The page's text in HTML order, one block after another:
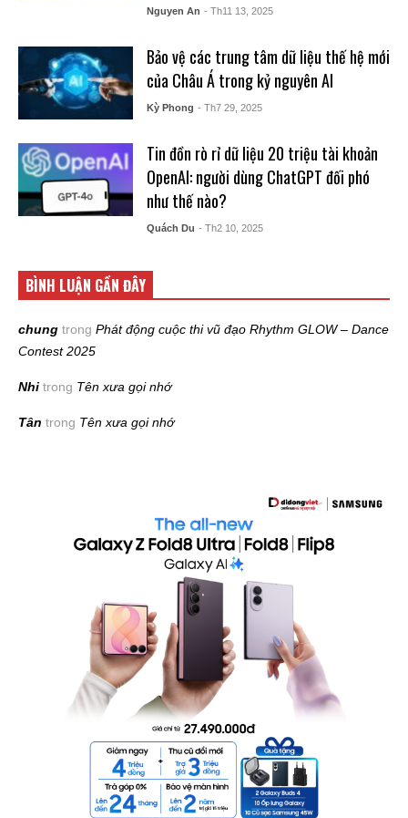
Nguyen An - Th11 13, 2025
Bảo vệ các trung tâm dữ liệu thế hệ mới
của Châu Á trong kỷ nguyên AI
Kỳ Phong - Th7 29, 2025
Tin đồn rò rỉ dữ liệu 20 triệu tài khoản
OpenAI: người dùng ChatGPT đối phó
như thế nào?
Quách Du - Th2 10, 2025
BÌNH LUẬN GẦN ĐÂY
chung trong Phát động cuộc thi vũ đạo Rhythm GLOW – Dance
Contest 2025
Nhi trong Tên xưa gọi nhớ
Tân trong Tên xưa gọi nhớ